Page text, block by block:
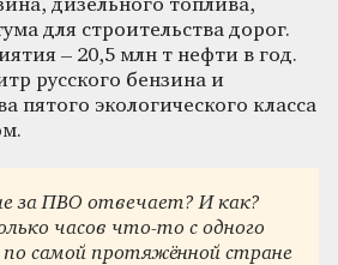
дизельного топлива,
для строительства дорог.
– 20,5 млн т нефти в год.
русского бензина и
пятого экологического класса
за ПВО отвечает? И как?
часов что-то с одного
по самой протяжённой стране